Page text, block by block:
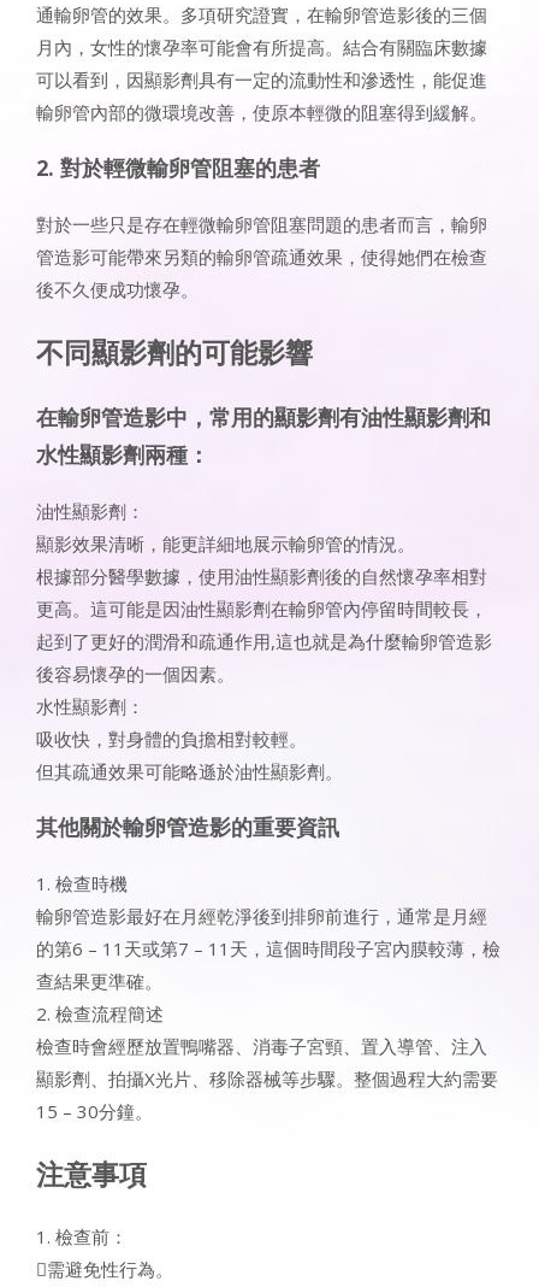
通輸卵管的效果。多項研究證實，在輸卵管造影後的三個
月內，女性的懷孕率可能會有所提高。結合有關臨床數據
可以看到，因顯影劑具有一定的流動性和滲透性，能促進
輸卵管內部的微環境改善，使原本輕微的阻塞得到緩解。
2. 對於輕微輸卵管阻塞的患者
對於一些只是存在輕微輸卵管阻塞問題的患者而言，輸卵
管造影可能帶來另類的輸卵管疏通效果，使得她們在檢查
後不久便成功懷孕。
不同顯影劑的可能影響
在輸卵管造影中，常用的顯影劑有油性顯影劑和
水性顯影劑兩種：
油性顯影劑：
顯影效果清晰，能更詳細地展示輸卵管的情況。
根據部分醫學數據，使用油性顯影劑後的自然懷孕率相對
更高。這可能是因油性顯影劑在輸卵管內停留時間較長，
起到了更好的潤滑和疏通作用,這也就是為什麼輸卵管造影
後容易懷孕的一個因素。
水性顯影劑：
吸收快，對身體的負擔相對較輕。
但其疏通效果可能略遜於油性顯影劑。
其他關於輸卵管造影的重要資訊
1. 檢查時機
輸卵管造影最好在月經乾淨後到排卵前進行，通常是月經
的第6 – 11天或第7 – 11天，這個時間段子宮內膜較薄，檢
查結果更準確。
2. 檢查流程簡述
檢查時會經歷放置鴨嘴器、消毒子宮頸、置入導管、注入
顯影劑、拍攝X光片、移除器械等步驟。整個過程大約需要
15 – 30分鐘。
注意事項
1. 檢查前：
需避免性行為。